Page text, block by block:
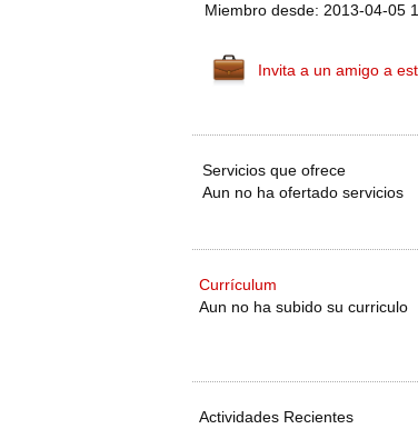
Miembro desde: 2013-04-05
Invita a un amigo a
Servicios que ofrece
Aun no ha ofertado servicios
Currículum
Aun no ha subido su curriculo
Actividades Recientes